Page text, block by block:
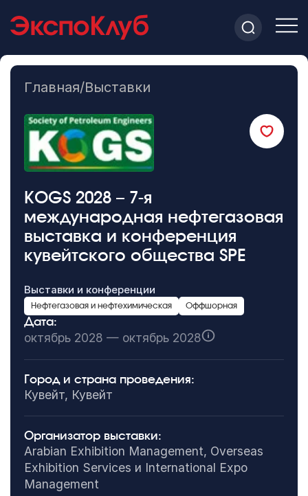
Главная/Выставки
KOGS 2028 – 7-я
международная нефтегазовая
выставка и конференция
кувейтского общества SPE
Выставки и конференции
Нефтегазовая и нефтехимическая Оффшорная
Дата:
октябрь 2028 — октябрь 2028
Город и страна проведения:
Кувейт, Кувейт
Организатор выставки:
Arabian Exhibition Management, Overseas
Exhibition Services и International Expo
Management